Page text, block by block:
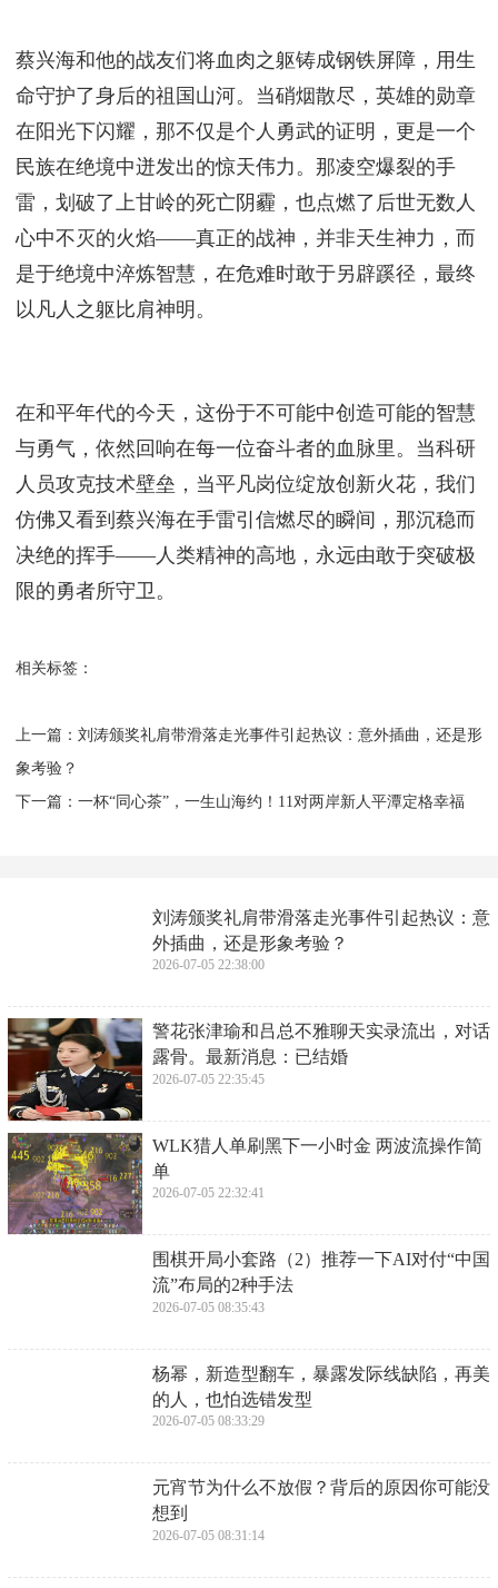
蔡兴海和他的战友们将血肉之躯铸成钢铁屏障，用生
命守护了身后的祖国山河。当硝烟散尽，英雄的勋章
在阳光下闪耀，那不仅是个人勇武的证明，更是一个
民族在绝境中迸发出的惊天伟力。那凌空爆裂的手
雷，划破了上甘岭的死亡阴霾，也点燃了后世无数人
心中不灭的火焰——真正的战神，并非天生神力，而
是于绝境中淬炼智慧，在危难时敢于另辟蹊径，最终
以凡人之躯比肩神明。
在和平年代的今天，这份于不可能中创造可能的智慧
与勇气，依然回响在每一位奋斗者的血脉里。当科研
人员攻克技术壁垒，当平凡岗位绽放创新火花，我们
仿佛又看到蔡兴海在手雷引信燃尽的瞬间，那沉稳而
决绝的挥手——人类精神的高地，永远由敢于突破极
限的勇者所守卫。
相关标签：
上一篇： ​刘涛颁奖礼肩带滑落走光事件引起热议：意外插曲，还是形
象考验？
下一篇： ​一杯“同心茶”，一生山海约！11对两岸新人平潭定格幸福
​刘涛颁奖礼肩带滑落走光事件引起热议：意
外插曲，还是形象考验？
2026-07-05 22:38:00
​警花张津瑜和吕总不雅聊天实录流出，对话
露骨。最新消息：已结婚
2026-07-05 22:35:45
​WLK猎人单刷黑下一小时金 两波流操作简
单
2026-07-05 22:32:41
​围棋开局小套路（2）推荐一下AI对付“中国
流”布局的2种手法
2026-07-05 08:35:43
​杨幂，新造型翻车，暴露发际线缺陷，再美
的人，也怕选错发型
2026-07-05 08:33:29
​元宵节为什么不放假？背后的原因你可能没
想到
2026-07-05 08:31:14